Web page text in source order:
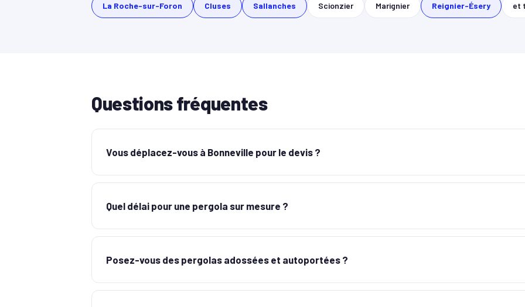
La Roche-sur-Foron Cluses Sallanches Scionzier Marignier Reignier-Ésery et
Questions fréquentes
Vous déplacez-vous à Bonneville pour le devis ?
Quel délai pour une pergola sur mesure ?
Posez-vous des pergolas adossées et autoportées ?